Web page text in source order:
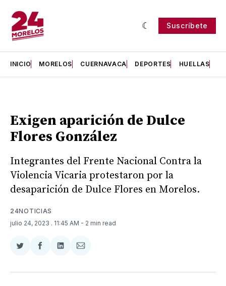
Suscríbete
INICIO MORELOS CUERNAVACA DEPORTES HUELLAS
Exigen aparición de Dulce
Flores González
Integrantes del Frente Nacional Contra la
Violencia Vicaria protestaron por la
desaparición de Dulce Flores en Morelos.
24NOTICIAS
julio 24, 2023 . 11:45 AM - 2 min read
Compartir
Twitter
Compartir
Facebook
Compartir
LinkedIn
Compartir
Email